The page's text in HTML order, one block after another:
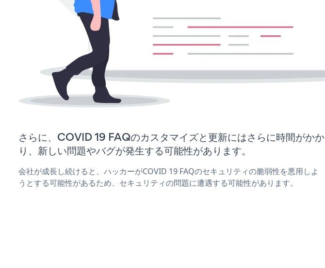
さらに、COVID 19 FAQのカスタマイズと更新にはさらに時間がかか
り、新しい問題やバグが発生する可能性があります。
会社が成長し続けると、ハッカーがCOVID 19 FAQのセキュリティの脆弱性を悪用しよ
うとする可能性があるため、セキュリティの問題に遭遇する可能性があります。